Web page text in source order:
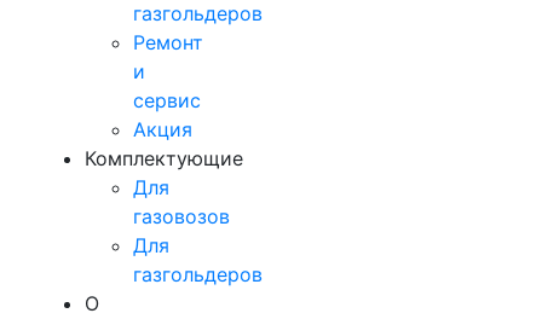
газгольдеров
Ремонт
и
сервис
Акция
Комплектующие
Для
газовозов
Для
газгольдеров
О